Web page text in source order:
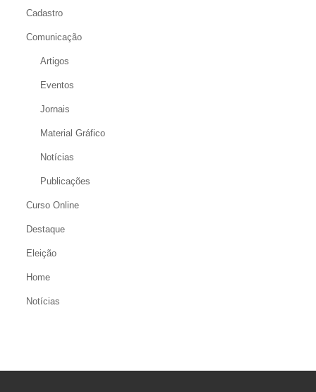
Cadastro
Comunicação
Artigos
Eventos
Jornais
Material Gráfico
Notícias
Publicações
Curso Online
Destaque
Eleição
Home
Notícias